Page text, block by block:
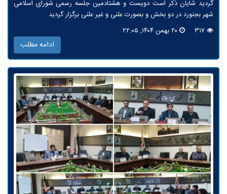
گردید شایان ذکر است دویست و هشتادمین جلسه رسمی شورای اسلامی
شهر بجنورد در دو بخش و بصورت علنی و غیر علنی برگزار گردید
ادامه مطلب